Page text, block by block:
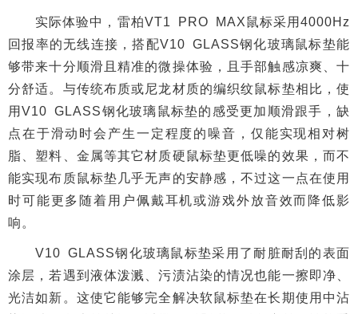
实际体验中，雷柏VT1 PRO MAX鼠标采用4000Hz
回报率的无线连接，搭配V10 GLASS钢化玻璃鼠标垫能
够带来十分顺滑且精准的微操体验，且手部触感凉爽、十
分舒适。与传统布质或尼龙材质的编织纹鼠标垫相比，使
用V10 GLASS钢化玻璃鼠标垫的感受更加顺滑跟手，缺
点在于滑动时会产生一定程度的噪音，仅能实现相对树
脂、塑料、金属等其它材质硬鼠标垫更低噪的效果，而不
能实现布质鼠标垫几乎无声的安静感，不过这一点在使用
时可能更多随着用户佩戴耳机或游戏外放音效而降低影
响。
V10 GLASS钢化玻璃鼠标垫采用了耐脏耐刮的表面
涂层，若遇到液体泼溅、污渍沾染的情况也能一擦即净、
光洁如新。这使它能够完全解决软鼠标垫在长期使用中沾